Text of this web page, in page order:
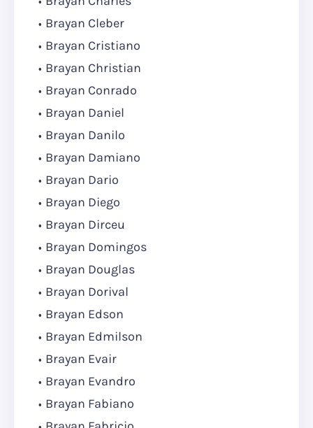
Brayan Cleber
Brayan Cristiano
Brayan Christian
Brayan Conrado
Brayan Daniel
Brayan Danilo
Brayan Damiano
Brayan Dario
Brayan Diego
Brayan Dirceu
Brayan Domingos
Brayan Douglas
Brayan Dorival
Brayan Edson
Brayan Edmilson
Brayan Evair
Brayan Evandro
Brayan Fabiano